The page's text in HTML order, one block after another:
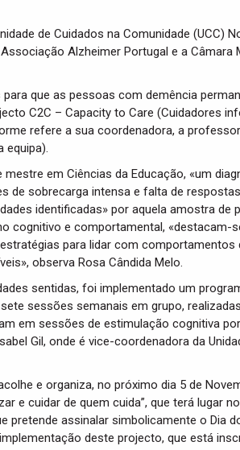
de Cuidados na Comunidade (UCC)
Alzheimer Portugal e a Câmara
que as pessoas com demência
C2C – Capacity to Care (Cuidadores
refere a sua coordenadora, a
equipa).
em Ciências da Educação, «um
de sobrecarga intensa e falta de
identificadas» por aquela amostra de
cognitivo e comportamental, «destacam-
para lidar com comportamentos
observa Rosa Cândida Melo.
sentidas, foi implementado um
sessões semanais em grupo,
em sessões de estimulação cognitiva por
Gil, onde é vice-coordenadora da
e organiza, no próximo dia 5 de
e cuidar de quem cuida”, que terá lugar
pretende assinalar simbolicamente o Dia
deste projecto, que está